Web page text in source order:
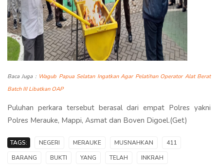
Baca Juga : Wagub Papua Selatan Ingatkan Agar Pelatihan Operator Alat Berat
Batch III Libatkan OAP
Puluhan perkara tersebut berasal dari empat Polres yakni
Polres Merauke, Mappi, Asmat dan Boven Digoel.(Get)
TAGS: NEGERI MERAUKE MUSNAHKAN
411
BARANG
BUKTI YANG TELAH INKRAH